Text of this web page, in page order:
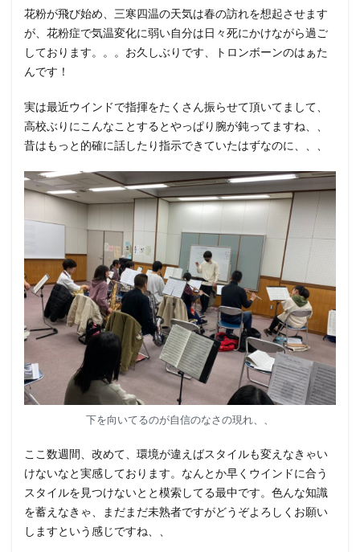
花粉が飛び始め、三寒四温の天気は春の訪れを想起させます
が、花粉症で気温変化に弱い自分は日々死にかけながら過ご
しております。。。お久しぶりです、トロンボーンのはぁた
んです！
実は最近ウインドで指揮をたくさん振らせて頂いてまして、
高校ぶりにこんなことするとやっぱり腕が鈍ってますね、、
昔はもっと的確に話したり指示できていたはずなのに、、、
下を向いてるのが自信のなさの現れ、、
ここ数週間、改めて、環境が違えばスタイルも変えなきゃい
けないなと実感しております。なんとか早くウインドに合う
スタイルを見つけないとと模索してる最中です。色んな知識
を蓄えなきゃ、まだまだ未熟者ですがどうぞよろしくお願い
しますという感じですね、、